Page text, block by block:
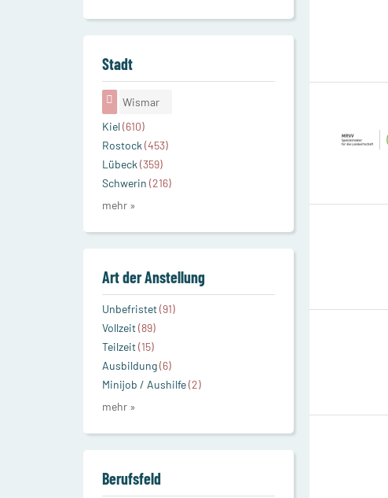
Stadt
Wismar
Kiel(610)
Rostock (453)
Lübeck (359)
Schwerin (216)
mehr »
Art der Anstellung
Unbefristet(91)
Vollzeit(89)
Teilzeit(15)
Ausbildung(6)
Minijob / Aushilfe(2)
mehr »
Berufsfeld